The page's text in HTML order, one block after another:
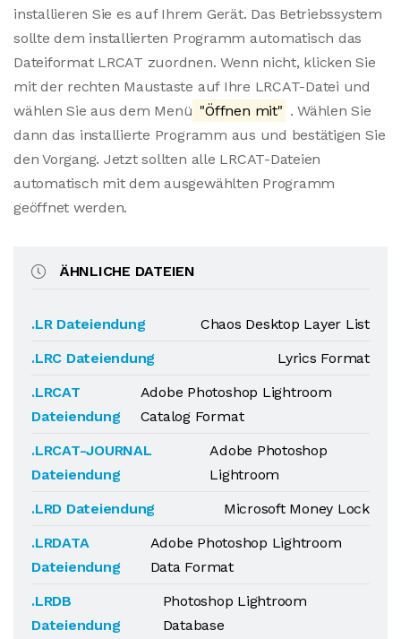
installieren Sie es auf Ihrem Gerät. Das Betriebssystem
sollte dem installierten Programm automatisch das
Dateiformat LRCAT zuordnen. Wenn nicht, klicken Sie
mit der rechten Maustaste auf Ihre LRCAT-Datei und
wählen Sie aus dem Menü "Öffnen mit" . Wählen Sie
dann das installierte Programm aus und bestätigen Sie
den Vorgang. Jetzt sollten alle LRCAT-Dateien
automatisch mit dem ausgewählten Programm
geöffnet werden.
ÄHNLICHE DATEIEN
.LR Dateiendung
Chaos Desktop Layer List
.LRC Dateiendung
Lyrics Format
.LRCAT
Dateiendung
Adobe Photoshop Lightroom
Catalog Format
.LRCAT-JOURNAL
Dateiendung
Adobe Photoshop
Lightroom
.LRD Dateiendung
Microsoft Money Lock
.LRDATA
Dateiendung
Adobe Photoshop Lightroom
Data Format
.LRDB
Dateiendung
Photoshop Lightroom
Database